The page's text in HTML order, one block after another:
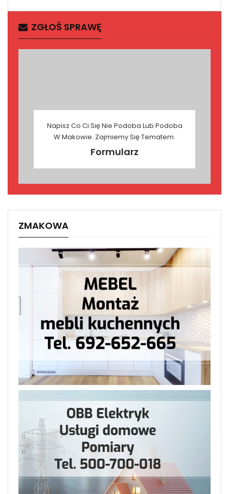
ZGŁOŚ SPRAWĘ
Napisz Co Ci Się Nie Podoba Lub Podoba
W Makowie. Zajmiemy Się Tematem.
Formularz
ZMAKOWA